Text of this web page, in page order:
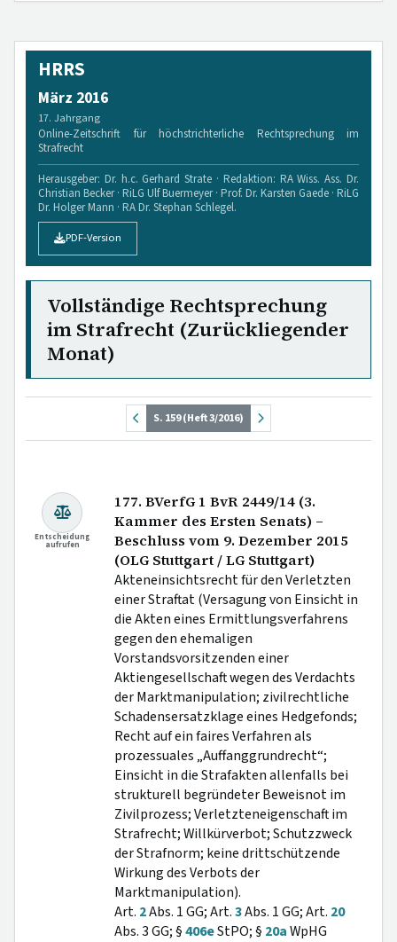
HRRS
März 2016
17. Jahrgang
Online-Zeitschrift für höchstrichterliche Rechtsprechung im
Strafrecht
Herausgeber: Dr. h.c. Gerhard Strate · Redaktion: RA Wiss. Ass. Dr.
Christian Becker · RiLG Ulf Buermeyer · Prof. Dr. Karsten Gaede · RiLG
Dr. Holger Mann · RA Dr. Stephan Schlegel.
PDF-Version
Vollständige Rechtsprechung
im Strafrecht (Zurückliegender
Monat)
S. 159 (Heft 3/2016)
Entscheidung
aufrufen
177. BVerfG 1 BvR 2449/14 (3.
Kammer des Ersten Senats) –
Beschluss vom 9. Dezember 2015
(OLG Stuttgart / LG Stuttgart)
Akteneinsichtsrecht für den Verletzten
einer Straftat (Versagung von Einsicht in
die Akten eines Ermittlungsverfahrens
gegen den ehemaligen
Vorstandsvorsitzenden einer
Aktiengesellschaft wegen des Verdachts
der Marktmanipulation; zivilrechtliche
Schadensersatzklage eines Hedgefonds;
Recht auf ein faires Verfahren als
prozessuales „Auffanggrundrecht“;
Einsicht in die Strafakten allenfalls bei
strukturell begründeter Beweisnot im
Zivilprozess; Verletzteneigenschaft im
Strafrecht; Willkürverbot; Schutzzweck
der Strafnorm; keine drittschützende
Wirkung des Verbots der
Marktmanipulation).
Art. 2Abs. 1 GG; Art.3Abs. 1 GG; Art. 20
Abs. 3 GG; §406eStPO; § 20aWpHG